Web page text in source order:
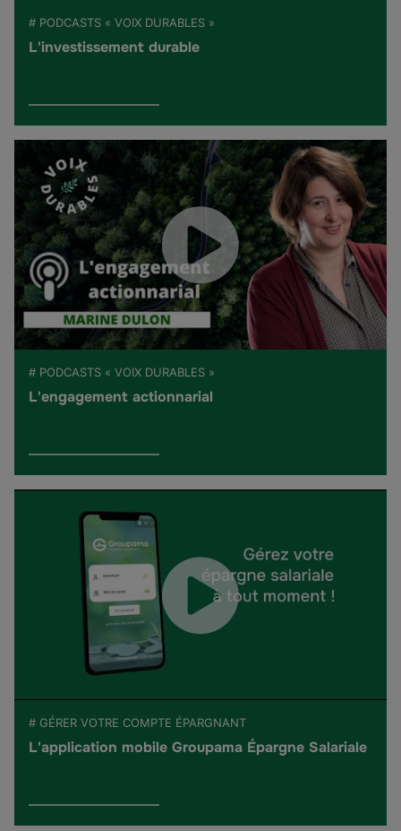
# PODCASTS « VOIX DURABLES »
L'investissement durable
# PODCASTS « VOIX DURABLES »
L'engagement actionnarial
# GÉRER VOTRE COMPTE ÉPARGNANT
L'application mobile Groupama Épargne Salariale